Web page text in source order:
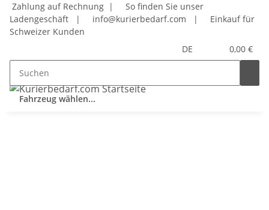
Zahlung auf Rechnung |
So finden Sie unser
Ladengeschäft
| info@kurierbedarf.com |
Einkauf für
Schweizer Kunden
DE
0,00 €
Fahrzeug wählen...